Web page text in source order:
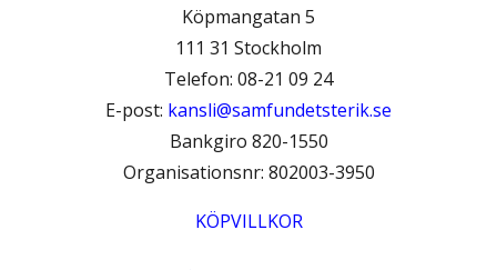
Köpmangatan 5
111 31 Stockholm
Telefon: 08-21 09 24
E-post: kansli@samfundetsterik.se
Bankgiro 820-1550
Organisationsnr: 802003-3950
KÖPVILLKOR